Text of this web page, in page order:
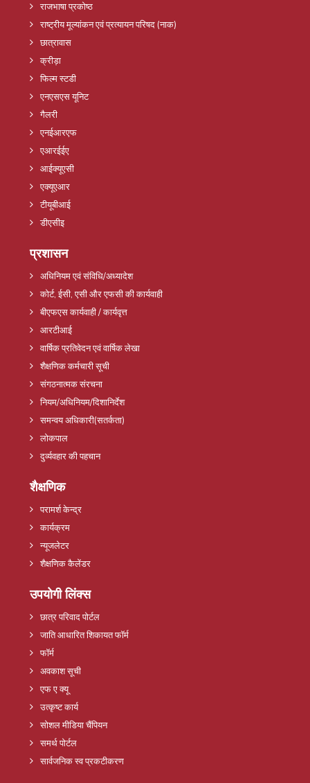
राजभाषा प्रकोष्ठ
राष्ट्रीय मूल्यांकन एवं प्रत्यायन परिषद (नाक)
छात्रावास
क्रीड़ा
फिल्म स्टडी
एनएसएस यूनिट
गैलरी
एनईआरएफ
एआरईईए
आईक्यूएसी
एक्यूएआर
टीयूबीआई
डीएसीइ
प्रशासन
अधिनियम एवं संविधि/अध्यादेश
कोर्ट, ईसी, एसी और एफसी की कार्यवाही
बीएफएस कार्यवाही / कार्यवृत्त
आरटीआई
वार्षिक प्रतिवेदन एवं वार्षिक लेखा
शैक्षणिक कर्मचारी सूची
संगठनात्मक संरचना
नियम/अधिनियम/दिशानिर्देश
समन्वय अधिकारी(सतर्कता)
लोकपाल
दुर्व्यवहार की पहचान
शैक्षणिक
परामर्श केन्द्र
कार्यक्रम
न्यूजलेटर
शैक्षणिक कैलेंडर
उपयोगी लिंक्स
छात्र परिवाद पोर्टल
जाति आधारित शिकायत फॉर्म
फॉर्म
अवकाश सूची
एफ ए क्यू
उत्कृष्ट कार्य
सोशल मीडिया चैंपियन
समर्थ पोर्टल
सार्वजनिक स्व प्रकटीकरण